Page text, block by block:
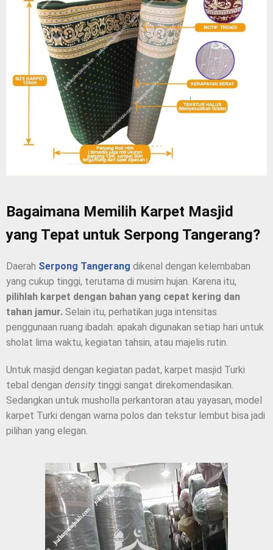
Bagaimana Memilih Karpet Masjid
yang Tepat untuk Serpong Tangerang?
Daerah Serpong Tangerang dikenal dengan kelembaban
yang cukup tinggi, terutama di musim hujan. Karena itu,
pilihlah karpet dengan bahan yang cepat kering dan
tahan jamur. Selain itu, perhatikan juga intensitas
penggunaan ruang ibadah: apakah digunakan setiap hari untuk
sholat lima waktu, kegiatan tahsin, atau majelis rutin.
Untuk masjid dengan kegiatan padat, karpet masjid Turki
tebal dengan densitytinggi sangat direkomendasikan.
Sedangkan untuk musholla perkantoran atau yayasan, model
karpet Turki dengan warna polos dan tekstur lembut bisa jadi
pilihan yang elegan.